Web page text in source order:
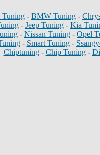
Tuning- BMW Tuning-
- Jeep Tuning - Kia
- Nissan Tuning - Opel
- Smart Tuning-
Chiptuning- Chip Tuning-